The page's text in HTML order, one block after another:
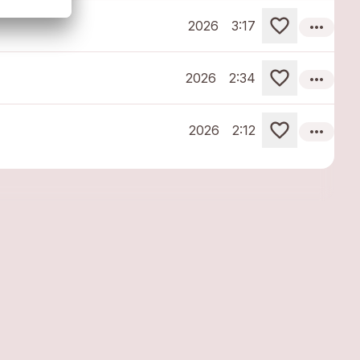
2026 3:17 more_horiz
2026 2:34 more_horiz
2026 2:12 more_horiz